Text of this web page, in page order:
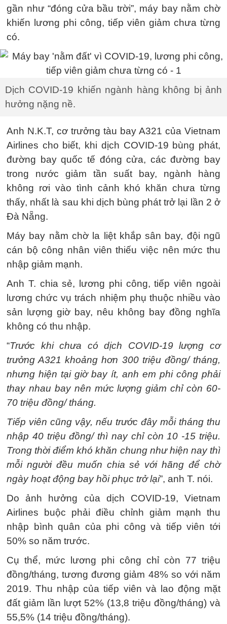
gần như “đóng cửa bầu trời”, máy bay nằm chờ
khiến lương phi công, tiếp viên giảm chưa từng
có.
Dịch COVID-19 khiến ngành hàng không bị ảnh
hưởng nặng nề.
Anh N.K.T, cơ trưởng tàu bay A321 của Vietnam
Airlines cho biết, khi dịch COVID-19 bùng phát,
đường bay quốc tế đóng cửa, các đường bay
trong nước giảm tần suất bay, ngành hàng
không rơi vào tình cảnh khó khăn chưa từng
thấy, nhất là sau khi dịch bùng phát trở lại lần 2 ở
Đà Nẵng.
Máy bay nằm chờ la liệt khắp sân bay, đội ngũ
cán bộ công nhân viên thiếu việc nên mức thu
nhập giảm mạnh.
Anh T. chia sẻ, lương phi công, tiếp viên ngoài
lương chức vụ trách nhiệm phụ thuộc nhiều vào
sản lượng giờ bay, nêu không bay đồng nghĩa
không có thu nhập.
“Trước khi chưa có dịch COVID-19 lượng cơ
trưởng A321 khoảng hơn 300 triệu đồng/ tháng,
nhưng hiện tại giờ bay ít, anh em phi công phải
thay nhau bay nên mức lượng giảm chỉ còn 60-
70 triệu đồng/ tháng.
Tiếp viên cũng vậy, nếu trước đây mỗi tháng thu
nhập 40 triệu đồng/ thì nay chỉ còn 10 -15 triệu.
Trong thời điểm khó khăn chung như hiện nay thì
mỗi người đều muốn chia sẻ với hãng để chờ
ngày hoạt động bay hồi phục trở lại”, anh T. nói.
Do ảnh hưởng của dịch COVID-19, Vietnam
Airlines buộc phải điều chỉnh giảm mạnh thu
nhập bình quân của phi công và tiếp viên tới
50% so năm trước.
Cụ thể, mức lương phi công chỉ còn 77 triệu
đồng/tháng, tương đương giảm 48% so với năm
2019. Thu nhập của tiếp viên và lao động mặt
đất giảm lần lượt 52% (13,8 triệu đồng/tháng) và
55,5% (14 triệu đồng/tháng).